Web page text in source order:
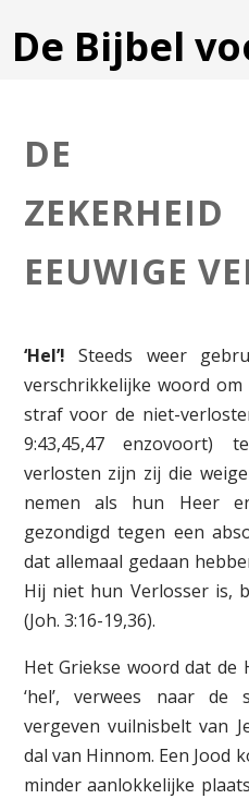
De Bijbel
DE
EEUWIGE
‘Hel’!Steeds weer
verschrikkelijke woord
straf voor de niet-
9:43,45,47 enzovoort)
verlosten zijn zij die
nemen als hun Heer
gezondigd tegen een
dat allemaal gedaan
Hij niet hun Verlosser is,
(Joh. 3:16-19,36).
Het Griekse woord dat de
‘hel’, verwees naar de
vergeven vuilnisbelt van
dal van Hinnom. Een Jood
minder aanlokkelijke